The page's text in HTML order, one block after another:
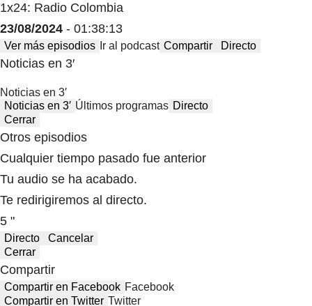
1x24: Radio Colombia
23/08/2024 - 01:38:13
Ver más episodios Ir al podcast Compartir Directo
Noticias en 3′
Noticias en 3′
Noticias en 3′ Últimos programas Directo
Cerrar
Otros episodios
Cualquier tiempo pasado fue anterior
Tu audio se ha acabado.
Te redirigiremos al directo.
5 "
Directo
Cancelar
Cerrar
Compartir
Compartir en Facebook Facebook
Compartir en Twitter Twitter